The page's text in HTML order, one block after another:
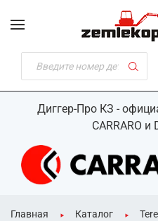
Диггер-Про КЗ -
CARRARO и
Главная Каталог